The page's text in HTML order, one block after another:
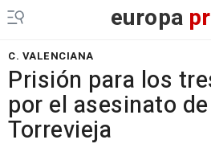
europa
C. VALENCIANA
Prisión para los
por el asesinato
Torrevieja